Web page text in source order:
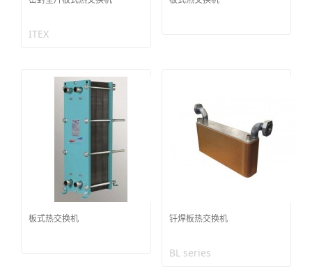
ITEX
板式热交换机 钎焊板热交换机
BL series